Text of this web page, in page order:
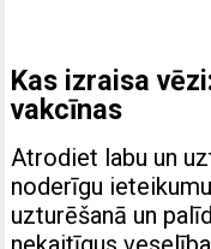
Kas izraisa
vakcīnas
Atrodiet labu un
noderīgu
uzturēšanā un